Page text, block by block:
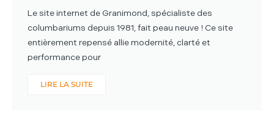
Le site internet de Granimond, spécialiste des
columbariums depuis 1981, fait peau neuve ! Ce site
entièrement repensé allie modernité, clarté et
performance pour
LIRE LA SUITE